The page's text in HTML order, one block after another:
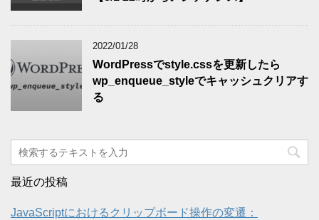
2022/01/28
WordPressでstyle.cssを更新したら
wp_enqueue_styleでキャッシュクリアす
る
最近の投稿
JavaScriptにおけるクリップボード操作の変遷：